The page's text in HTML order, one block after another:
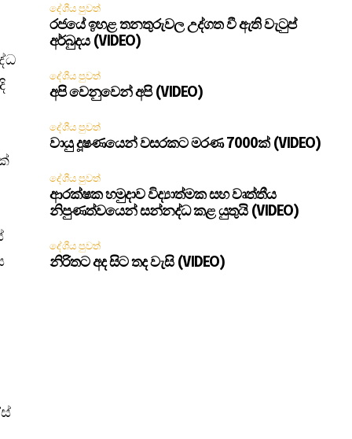
දේශීය පුවත්
රජයේ ඉහළ තනතුරුවල උද්ගත වී ඇති වැටුප්
අර්බුදය (VIDEO)
දේශීය පුවත්
අපි වෙනුවෙන් අපි (VIDEO)
දේශීය පුවත්
වායු දූෂණයෙන් වසරකට මරණ 7000ක් (VIDEO)
දේශීය පුවත්
ආරක්ෂක හමුදාව විද්‍යාත්මක සහ වෘත්තීය
නිපුණත්වයෙන් සන්නද්ධ කළ යුතුයි (VIDEO)
දේශීය පුවත්
නිරිතට අද සිට තද වැසි (VIDEO)